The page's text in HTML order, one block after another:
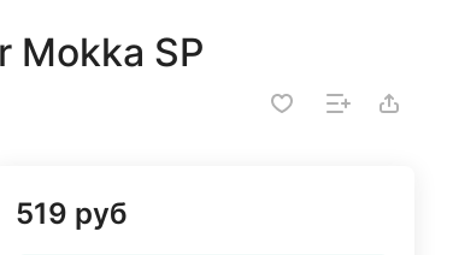
Mokka SP
519 руб